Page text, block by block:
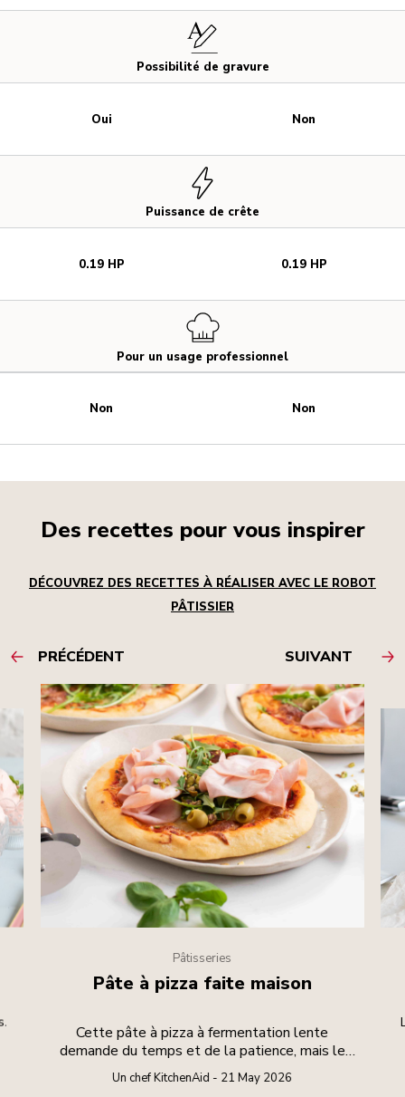
Possibilité de gravure
Puissance de crête
Pour un usage professionnel
Oui
0.19 HP
Non
Non
0.19 HP
Non
Des recettes pour vous inspirer
DÉCOUVREZ DES RECETTES À RÉALISER AVEC LE ROBOT
PÂTISSIER
PRÉCÉDENT SUIVANT
Pâtisseries
Pâte à pizza faite maison
Cette pâte à pizza à fermentation lente
demande du temps et de la patience, mais le
résultat en vaut la peine.
Un chef KitchenAid - 21 May 2026